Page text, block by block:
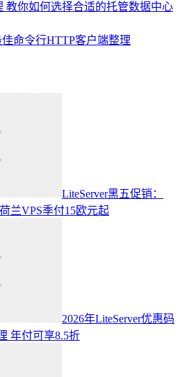
教你如何选择合适的托管数据中心
命令行HTTP客户端整理
LiteServer黑五促销：
兰VPS季付15欧元起
2026年LiteServer优惠码
年付可享8.5折